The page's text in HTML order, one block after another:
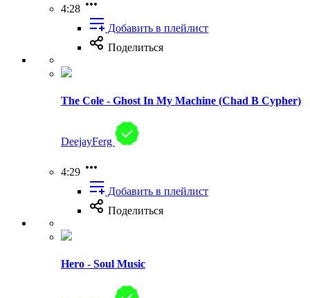
4:28
Добавить в плейлист
Поделиться
The Cole - Ghost In My Machine (Chad B Cypher)
DeejayFerg
4:29
Добавить в плейлист
Поделиться
Hero - Soul Music